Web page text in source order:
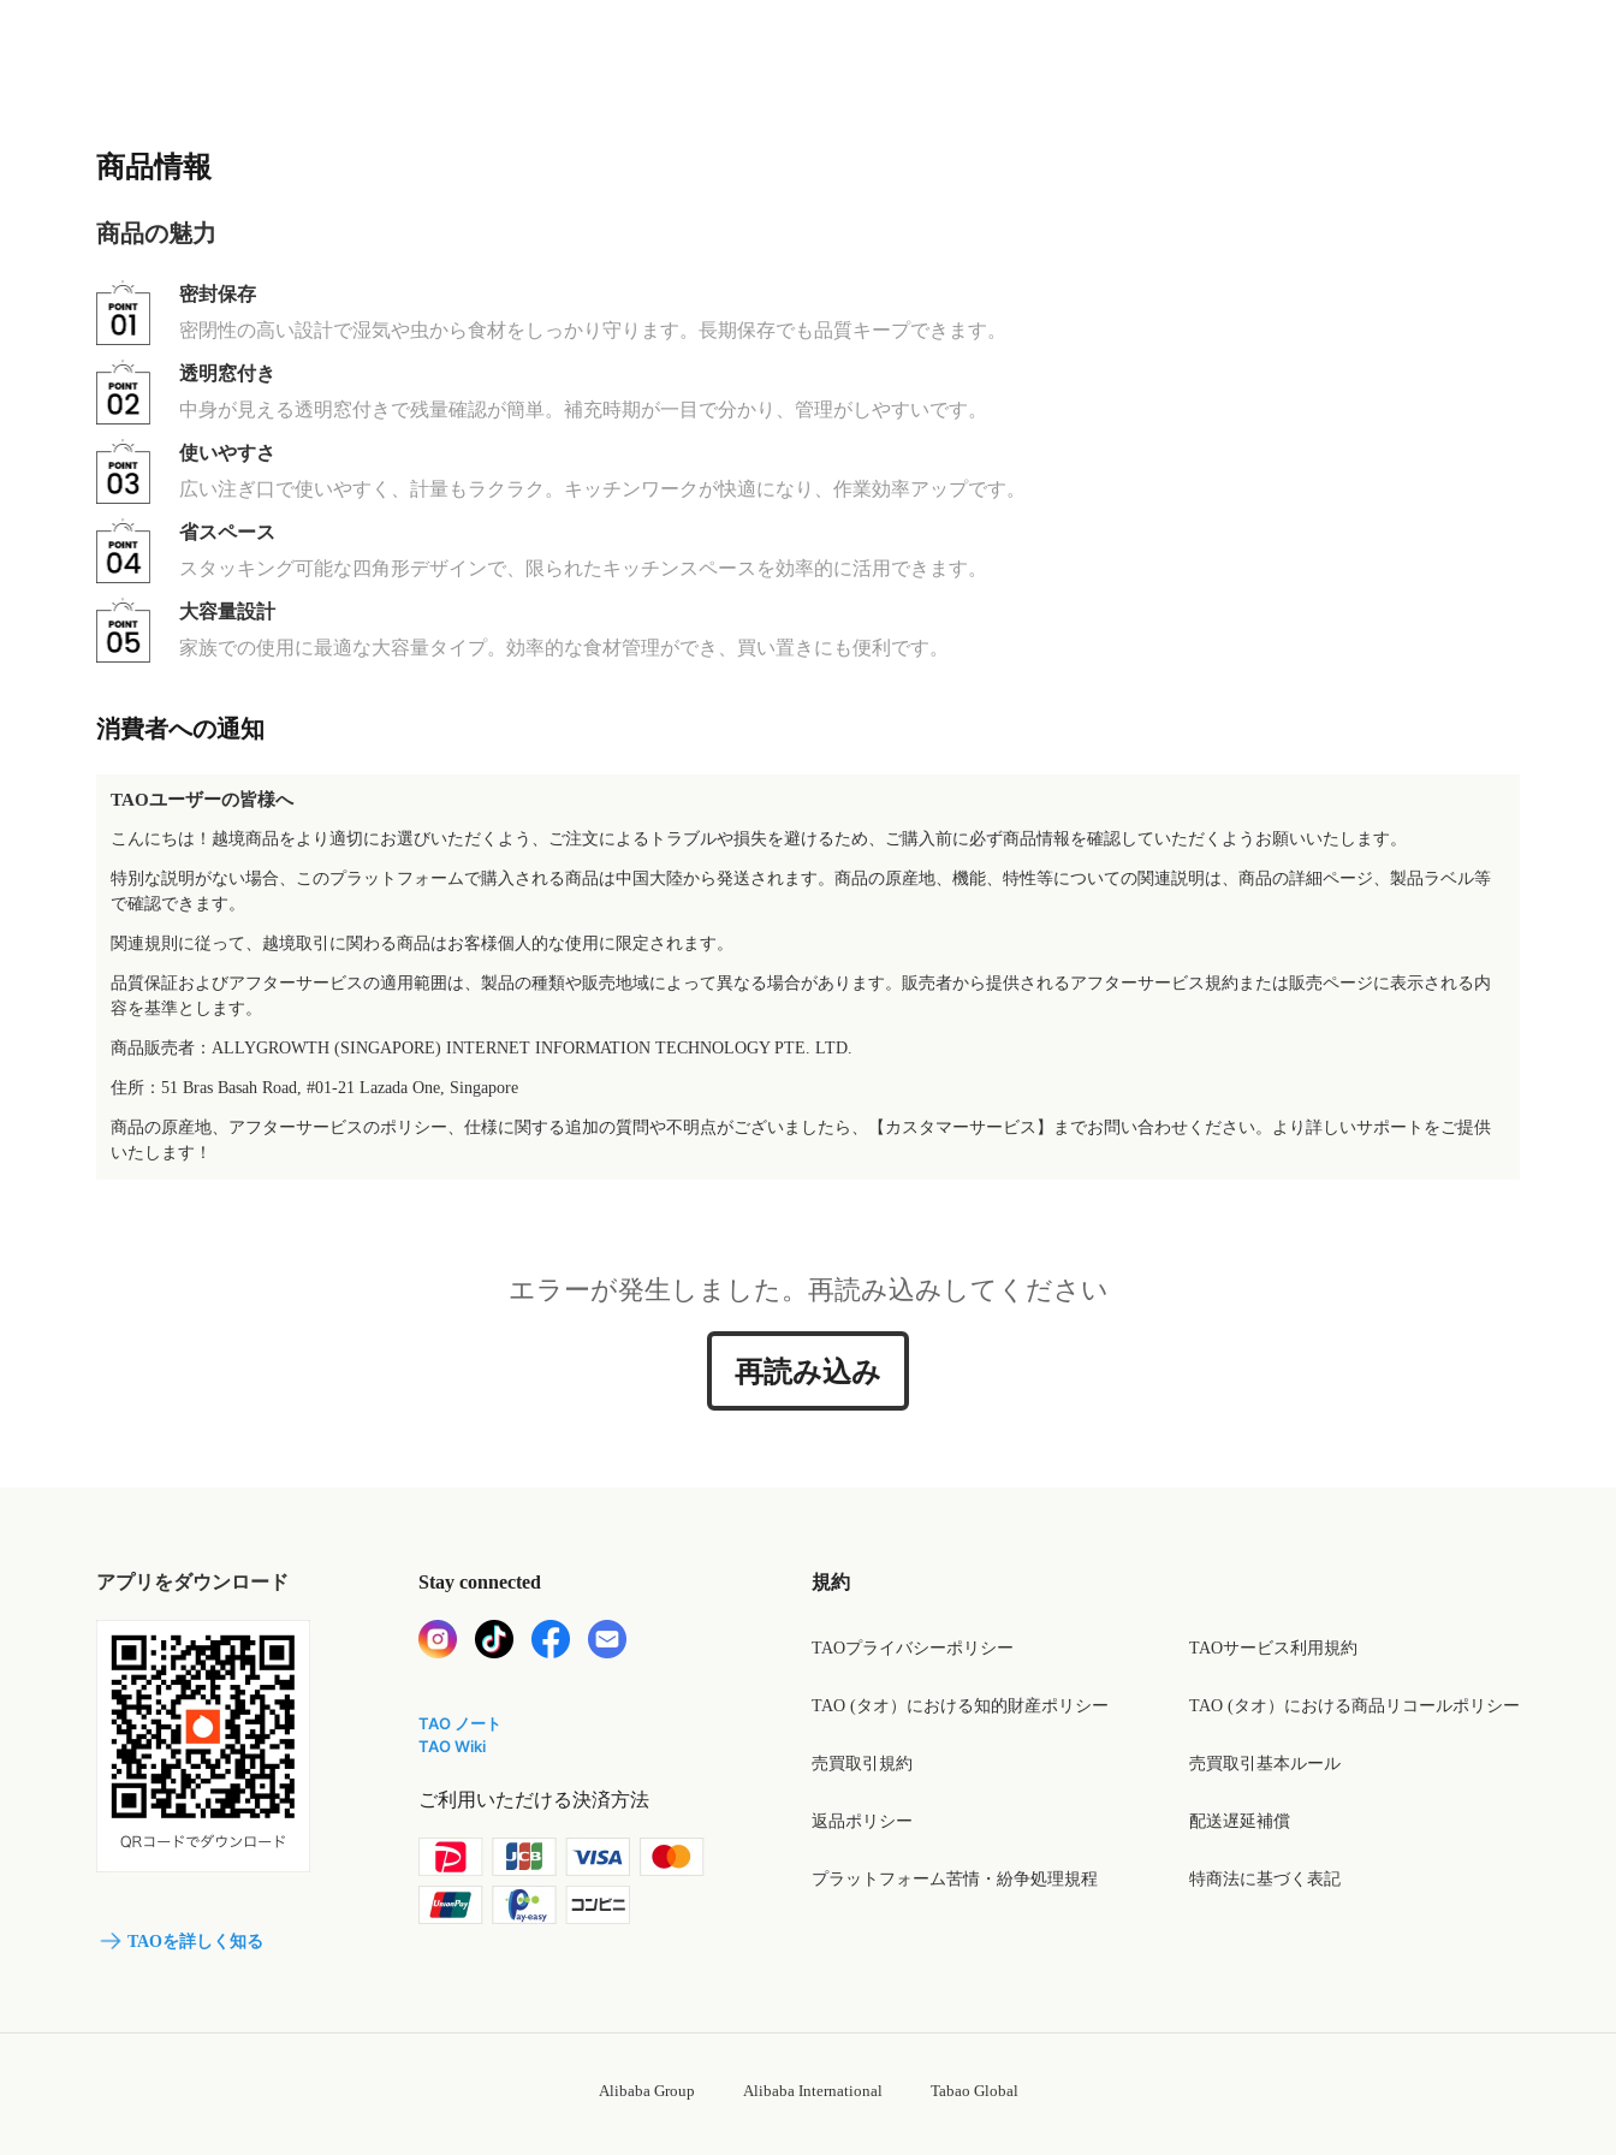
商品情報
商品の魅力
密封保存
密閉性の高い設計で湿気や虫から食材をしっかり守ります。長期保存でも品質キープできます。
透明窓付き
中身が見える透明窓付きで残量確認が簡単。補充時期が一目で分かり、管理がしやすいです。
使いやすさ
広い注ぎ口で使いやすく、計量もラクラク。キッチンワークが快適になり、作業効率アップです。
省スペース
スタッキング可能な四角形デザインで、限られたキッチンスペースを効率的に活用できます。
大容量設計
家族での使用に最適な大容量タイプ。効率的な食材管理ができ、買い置きにも便利です。
消費者への通知
TAOユーザーの皆様へ
こんにちは！越境商品をより適切にお選びいただくよう、ご注文によるトラブルや損失を避けるため、ご購入前に必ず商品情報を確認していただくようお願いいたします。
特別な説明がない場合、このプラットフォームで購入される商品は中国大陸から発送されます。商品の原産地、機能、特性等についての関連説明は、商品の詳細ページ、製品ラベル等
で確認できます。
関連規則に従って、越境取引に関わる商品はお客様個人的な使用に限定されます。
品質保証およびアフターサービスの適用範囲は、製品の種類や販売地域によって異なる場合があります。販売者から提供されるアフターサービス規約または販売ページに表示される内
容を基準とします。
商品販売者：ALLYGROWTH (SINGAPORE) INTERNET INFORMATION TECHNOLOGY PTE. LTD.
住所：51 Bras Basah Road, #01-21 Lazada One, Singapore
商品の原産地、アフターサービスのポリシー、仕様に関する追加の質問や不明点がございましたら、【カスタマーサービス】までお問い合わせください。より詳しいサポートをご提供
いたします！
エラーが発生しました。再読み込みしてください
再読み込み
アプリをダウンロード
TAOを詳しく知る
Stay connected
TAO ノート
TAO Wiki
ご利用いただける決済方法
規約
TAOプライバシーポリシー
TAO (タオ）における知的財産ポリシー
売買取引規約
返品ポリシー
プラットフォーム苦情・紛争処理規程
TAOサービス利用規約
TAO (タオ）における商品リコールポリシー
売買取引基本ルール
配送遅延補償
特商法に基づく表記
Alibaba Group Alibaba International Tabao Global